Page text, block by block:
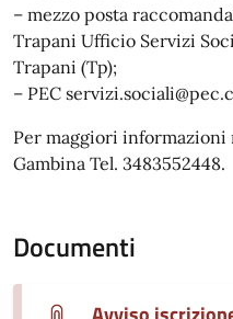
– mezzo posta
Trapani Ufficio Servizi
Trapani (Tp);
– PEC
Per maggiori informazioni
Gambina Tel. 3483552448.
Documenti